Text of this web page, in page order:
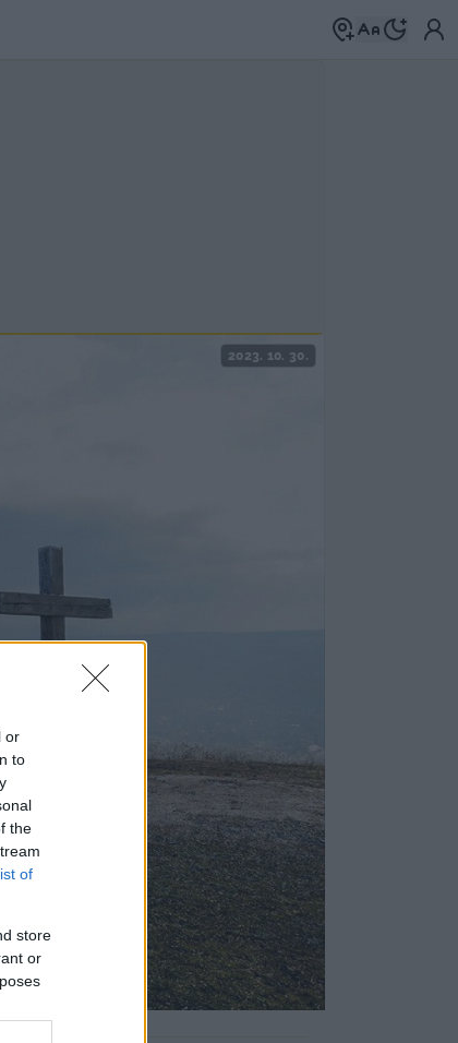
or
to
the
of
store
or
2023. 10. 30.